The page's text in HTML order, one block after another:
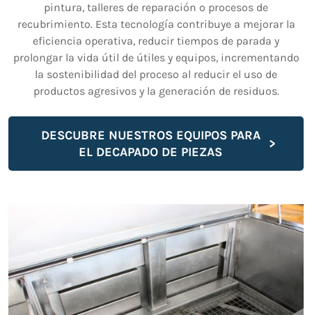
pintura, talleres de reparación o procesos de
recubrimiento. Esta tecnología contribuye a mejorar la
eficiencia operativa, reducir tiempos de parada y
prolongar la vida útil de útiles y equipos, incrementando
la sostenibilidad del proceso al reducir el uso de
productos agresivos y la generación de residuos.
DESCUBRE NUESTROS EQUIPOS PARA
EL DECAPADO DE PIEZAS